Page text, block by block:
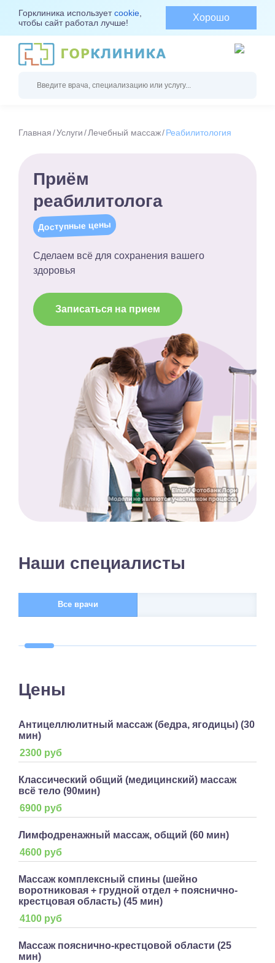
Горклиника используетcookie
чтобы сайт работал лучше!
Хорошо
Главная Услуги Лечебный массаж Реабилитология
Приём
реабилитолога
Доступные цены
Сделаем всё для сохранения вашего
здоровья
Записаться на прием
Наши специалисты
Все врачи
Цены
Антицеллюлитный массаж (бедра, ягодицы) (30
мин)
2300 руб
Классический общий (медицинский) массаж
всё тело (90мин)
6900 руб
Лимфодренажный массаж, общий (60 мин)
4600 руб
Массаж комплексный спины (шейно
воротниковая + грудной отдел + пояснично-
крестцовая область) (45 мин)
4100 руб
Массаж пояснично-крестцовой области (25
мин)